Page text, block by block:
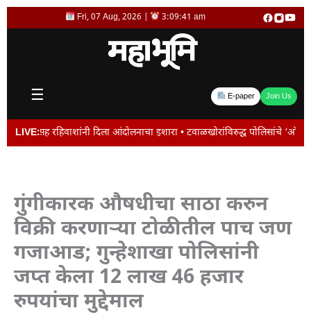
Skip
Fri, 07 Aug, 2026 | 3:09:42 am
☰ E-paper Join Us
LIVE: दिला आंदोलनाचा इशारा • टवाळखोरांविरुद्ध पोलिसांचे ‘ऑल आऊट
गुंगीकारक औषधीचा साठा करुन
विक्री करणाऱ्या टोळीतील पाच जण
गजाआड; गुन्हेशाखा पोलिसांनी
जप्त केला 12 लाख 46 हजार
रुपयांचा मुद्देमाल